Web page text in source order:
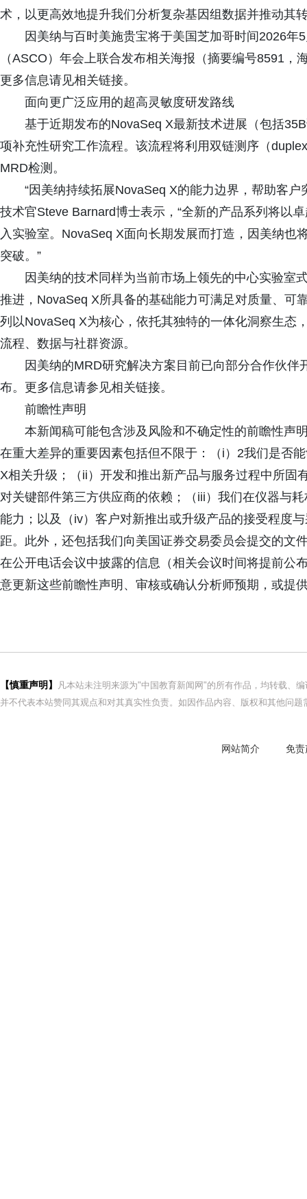
术，以更高效地提升我们分析复杂基因组数据并推动其
因美纳与百时美施贵宝将于美国芝加哥时间2026
（ASCO）年会上联合发布相关海报（摘要编号8591
更多信息请见相关链接。
面向更广泛应用的超高灵敏度研发路线
基于近期发布的NovaSeq X最新技术进展（包括
项补充性研究工作流程。该流程将利用双链测序（
MRD检测。
“因美纳持续拓展NovaSeq X的能力边界，帮助客
技术官Steve Barnard博士表示，“全新的产品系列将以
入实验室。NovaSeq X面向长期发展而打造，因美纳也
突破。”
因美纳的技术同样为当前市场上领先的中心实验室
推进，NovaSeq X所具备的基础能力可满足对质量、可
列以NovaSeq X为核心，依托其独特的一体化洞察生态
流程、数据与社群资源。
因美纳的MRD研究解决方案目前已向部分合作伙
布。更多信息请参见相关链接。
前瞻性声明
本新闻稿可能包含涉及风险和不确定性的前瞻性声
在重大差异的重要因素包括但不限于：（i）2我们是否
X相关升级；（ii）开发和推出新产品与服务过程中所固
对关键部件第三方供应商的依赖；（iii）我们在仪器与
能力；以及（iv）客户对新推出或升级产品的接受程度
距。此外，还包括我们向美国证券交易委员会提交的文
在公开电话会议中披露的信息（相关会议时间将提前公
意更新这些前瞻性声明、审核或确认分析师预期，或提
【慎重声明】
凡本站未注明来源为"中国教育新闻网"的所有作品，均转载、
并不代表本站赞同其观点和对其真实性负责。如因作品内容、版权和其他问
网站简介 免责